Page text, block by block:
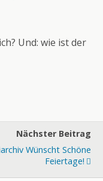
Und: wie ist der
Nächster Beitrag
Wünscht Schöne
Feiertage!